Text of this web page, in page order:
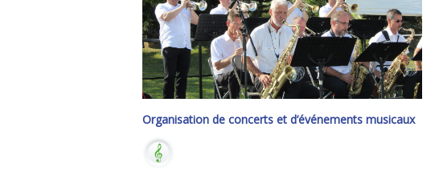
Organisation de concerts et d’événements musicaux